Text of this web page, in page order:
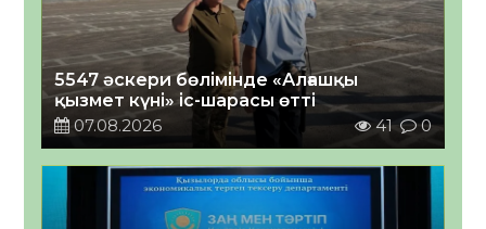
5547 әскери бөлімінде «Алғашқы
қызмет күні» іс-шарасы өтті
07.08.2026
41 0